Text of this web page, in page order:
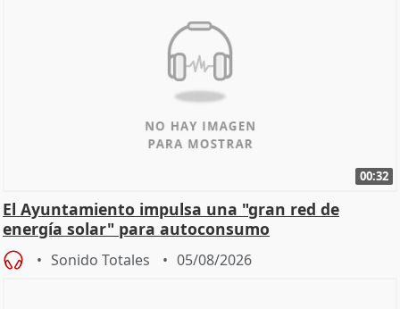
00:32
El Ayuntamiento impulsa una "gran red de
energía solar" para autoconsumo
Sonido Totales 05/08/2026